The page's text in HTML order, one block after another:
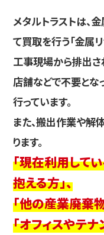
メタルトラストは、
て買取を行う「金属
工事現場から排出さ
店舗などで不要とな
行っています。
また、搬出作業や解
ります。
「現在利用して
抱える方」、
「他の産業廃棄
「オフィスやテ